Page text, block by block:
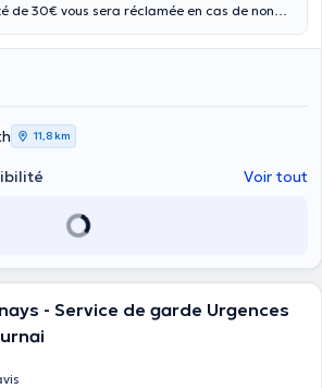
de 30€ vous sera réclamée en cas de non
à temps plein à l'Université libre de
qui prend en charge le patient dans
pas à consulter le site internet pour connaître
traitées. Votre ostéopathe vous reçoit du
20H.
11,8 km
Voir tout
- Service de garde Urgences